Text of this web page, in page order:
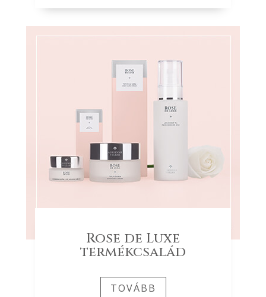
Rose de Luxe
termékcsalád
TOVÁBB